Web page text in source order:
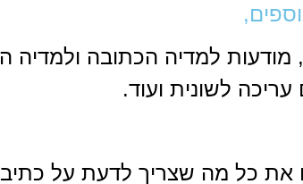
למדיה הכתובה ולמדיה
לשונית ועוד.
כל מה שצריך לדעת על